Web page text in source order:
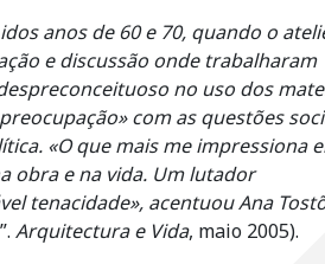
anos de 60 e 70, quando o
e discussão onde trabalharam
no uso dos
com as questões
«O que mais me impressiona
obra e na vida. Um lutador
tenacidade», acentuou Ana
Arquitectura e Vida, maio 2005).